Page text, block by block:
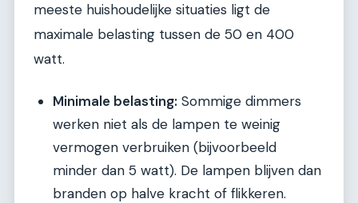
meeste huishoudelijke situaties ligt de
maximale belasting tussen de 50 en 400
watt.
Minimale belasting: Sommige dimmers
werken niet als de lampen te weinig
vermogen verbruiken (bijvoorbeeld
minder dan 5 watt). De lampen blijven dan
branden op halve kracht of flikkeren.